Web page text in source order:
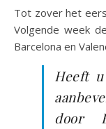
Tot zover het
Volgende week
Barcelona en
Heeft
door